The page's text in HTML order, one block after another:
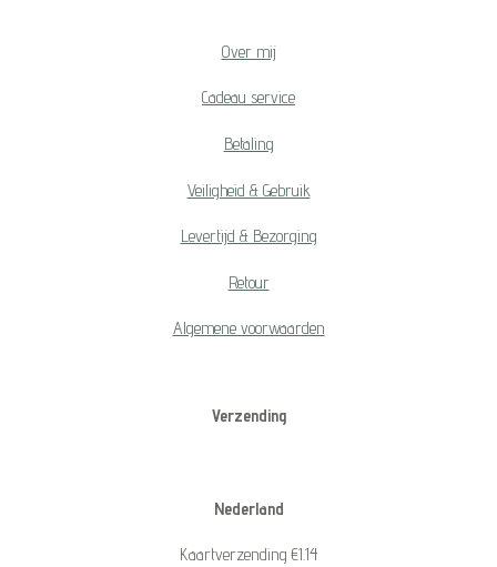
Over mij
Cadeau service
Betaling
Veiligheid & Gebruik
Levertijd & Bezorging
Retour
Algemene voorwaarden
Verzending
Nederland
Kaartverzending €1.14